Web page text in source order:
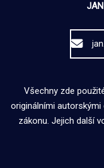
JAN
Všechny zde
originálními
zákonu. Jejich další